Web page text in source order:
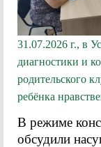
31.07.2026 г., в
диагностики и
родительского
ребёнка
В режиме
обсудили